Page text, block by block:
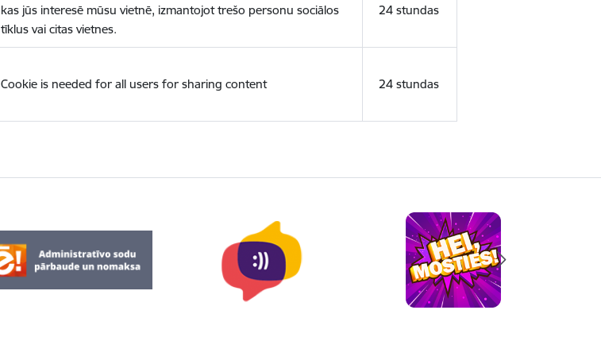
kas jūs interesē mūsu vietnē, izmantojot trešo personu sociālos
tīklus vai citas vietnes.
24 stundas
Cookie is needed for all users for sharing content 24 stundas